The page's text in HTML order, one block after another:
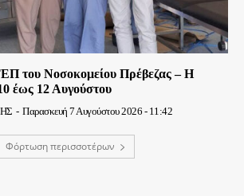
του Νοσοκομείου Πρέβεζας – Η
έως 12 Αυγούστου
- Παρασκευή 7 Αυγούστου 2026 - 11:42
Φόρτωση περισσοτέρων